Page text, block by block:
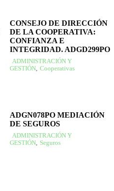
CONSEJO DE DIRECCIÓN
DE LA COOPERATIVA:
CONFIANZA E
INTEGRIDAD. ADGD299PO
ADMINISTRACIÓN Y
GESTIÓN, Cooperativas
ADGN078PO MEDIACIÓN
DE SEGUROS
ADMINISTRACIÓN Y
GESTIÓN, Seguros